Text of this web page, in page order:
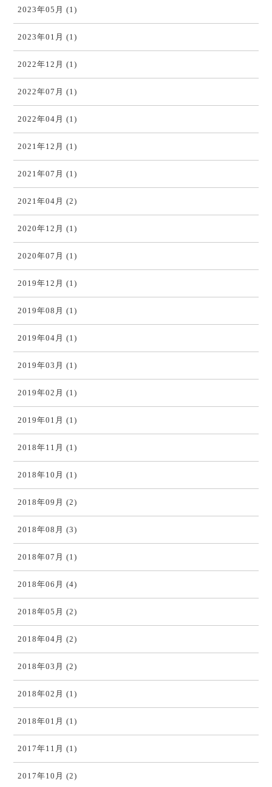
2023年05月 (1)
2023年01月 (1)
2022年12月 (1)
2022年07月 (1)
2022年04月 (1)
2021年12月 (1)
2021年07月 (1)
2021年04月 (2)
2020年12月 (1)
2020年07月 (1)
2019年12月 (1)
2019年08月 (1)
2019年04月 (1)
2019年03月 (1)
2019年02月 (1)
2019年01月 (1)
2018年11月 (1)
2018年10月 (1)
2018年09月 (2)
2018年08月 (3)
2018年07月 (1)
2018年06月 (4)
2018年05月 (2)
2018年04月 (2)
2018年03月 (2)
2018年02月 (1)
2018年01月 (1)
2017年11月 (1)
2017年10月 (2)